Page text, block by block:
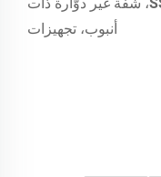
أنبوب، تجهيزات